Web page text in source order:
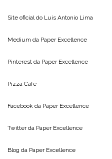
Site oficial do Luis Antonio Lima
Medium da Paper Excellence
Pinterest da Paper Excellence
Pizza Cafe
Facebook da Paper Excellence
Twitter da Paper Excellence
Blog da Paper Excellence